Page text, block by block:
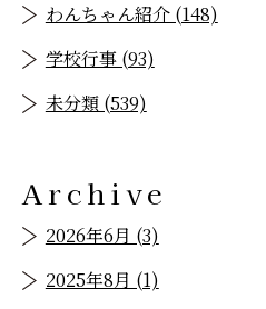
わんちゃん紹介 (148)
学校行事 (93)
未分類 (539)
Archive
2026年6月 (3)
2025年8月 (1)